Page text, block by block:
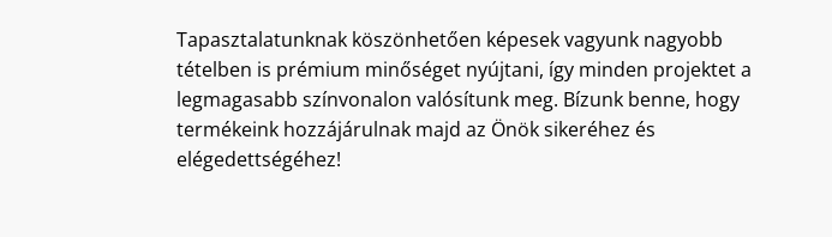
Tapasztalatunknak köszönhetően képesek vagyunk nagyobb
tételben is prémium minőséget nyújtani, így minden projektet a
legmagasabb színvonalon valósítunk meg. Bízunk benne, hogy
termékeink hozzájárulnak majd az Önök sikeréhez és
elégedettségéhez!